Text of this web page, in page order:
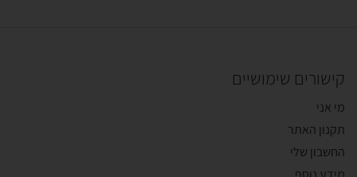
קישורים שימושיים
מי אני
תקנון האתר
החשבון שלי